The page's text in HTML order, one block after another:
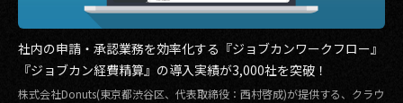
社内の申請・承認業務を効率化する『ジョブカンワークフロー』
『ジョブカン経費精算』の導入実績が3,000社を突破！
株式会社Donuts(東京都渋谷区、代表取締役：西村啓成)が提供する、クラウ